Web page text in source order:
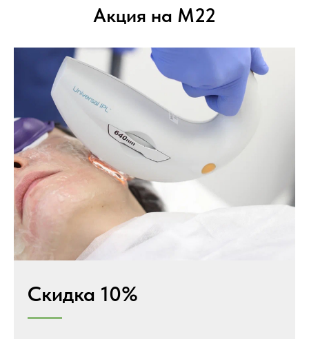
Акция на М22
Скидка 10%